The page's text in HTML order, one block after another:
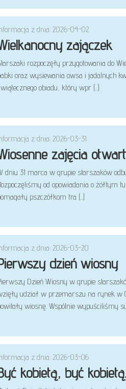
zajączek
z dnia: 2026-04-02
rozpoczęły przygotowania do
oraz wysiewania owsa i jadalnych
obiadu, który wpr (...)
zajęcia
z dnia: 2026-03-31
dniu 31 marca w grupie starszaków
od opowiadania o żółtym
pszczółkom tra (...)
dzień wiosny
z dnia: 2026-03-20
Dzień Wiosny w grupie
udział w przemarszu na rynek w
wiosnę. Wspólnie wypuściliśmy
kobietą, być
z dnia: 2026-03-06